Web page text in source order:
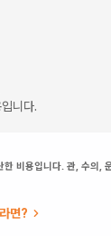
니다.
비용입니다. 관, 수의,
면?